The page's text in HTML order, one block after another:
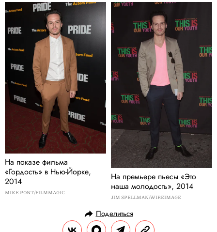
На показе фильма
«Гордость» в Нью-Йорке,
2014
MIKE PONT/FILMMAGIC
На премьере пьесы «Это
наша молодость», 2014
JIM SPELLMAN/WIREIMAGE
Поделиться